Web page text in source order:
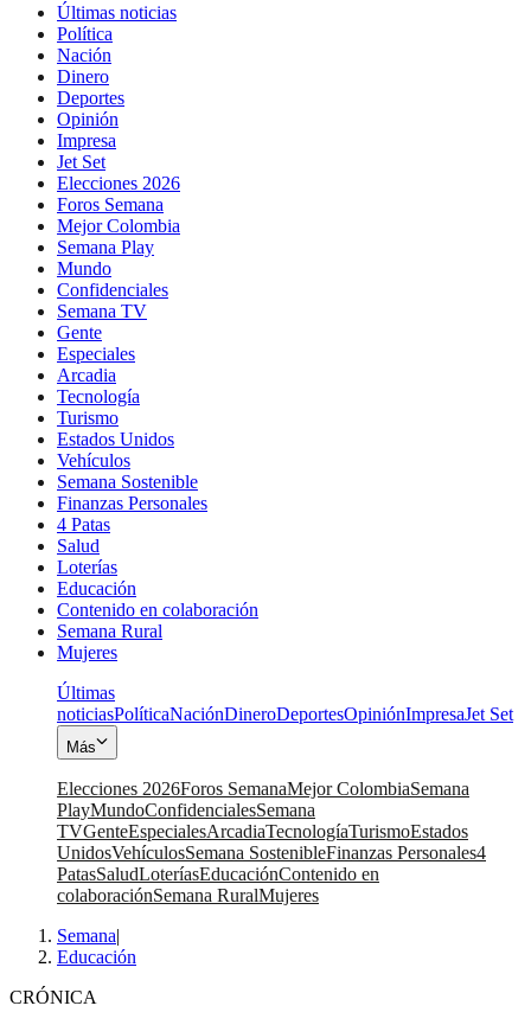
Últimas noticias
Política
Nación
Dinero
Deportes
Opinión
Impresa
Jet Set
Elecciones 2026
Foros Semana
Mejor Colombia
Semana Play
Mundo
Confidenciales
Semana TV
Gente
Especiales
Arcadia
Tecnología
Turismo
Estados Unidos
Vehículos
Semana Sostenible
Finanzas Personales
4 Patas
Salud
Loterías
Educación
Contenido en colaboración
Semana Rural
Mujeres
Últimas
noticiasPolíticaNaciónDineroDeportesOpiniónImpresaJet Set
Más
Elecciones 2026Foros SemanaMejor ColombiaSemana
PlayMundoConfidencialesSemana
TVGenteEspecialesArcadiaTecnologíaTurismoEstados
UnidosVehículosSemana SostenibleFinanzas Personales4
PatasSaludLoteríasEducaciónContenido en
colaboraciónSemana RuralMujeres
Semana|
Educación
CRÓNICA